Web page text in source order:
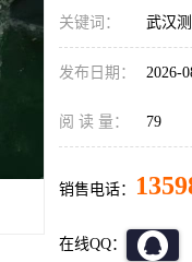
关键词： 武汉
发布日期： 2026-
阅 读 量： 79
销售电话：
在线QQ：